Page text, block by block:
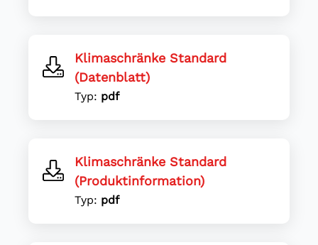
Klimaschränke Standard
(Datenblatt)
Typ: pdf
Klimaschränke Standard
(Produktinformation)
Typ: pdf